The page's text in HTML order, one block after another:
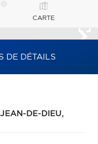
CARTE
DE DÉTAILS
DE-DIEU,